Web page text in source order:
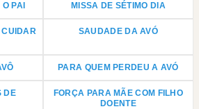
PAI MISSA DE SÉTIMO DIA
CUIDAR
SAUDADE DA AVÓ
PARA QUEM PERDEU A AVÓ
DE
FORÇA PARA MÃE COM FILHO
DOENTE